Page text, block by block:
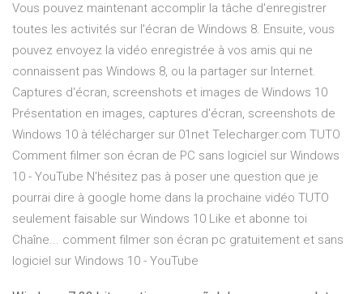
Vous pouvez maintenant accomplir la tâche d'enregistrer
toutes les activités sur l'écran de Windows 8. Ensuite, vous
pouvez envoyez la vidéo enregistrée à vos amis qui ne
connaissent pas Windows 8, ou la partager sur Internet.
Captures d'écran, screenshots et images de Windows 10
Présentation en images, captures d'écran, screenshots de
Windows 10 à télécharger sur 01net Telecharger.com TUTO
Comment filmer son écran de PC sans logiciel sur Windows
10 - YouTube N'hésitez pas à poser une question que je
pourrai dire à google home dans la prochaine vidéo TUTO
seulement faisable sur Windows 10 Like et abonne toi
Chaîne... comment filmer son écran pc gratuitement et sans
logiciel sur Windows 10 - YouTube